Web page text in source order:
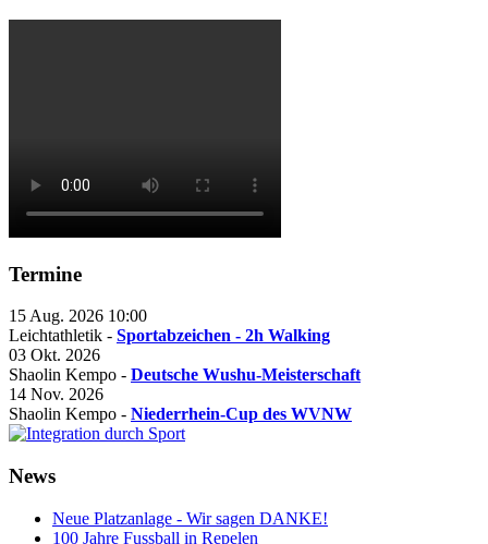
Termine
15 Aug. 2026 10:00
Leichtathletik - Sportabzeichen - 2h Walking
03 Okt. 2026
Shaolin Kempo - Deutsche Wushu-Meisterschaft
14 Nov. 2026
Shaolin Kempo - Niederrhein-Cup des WVNW
News
Neue Platzanlage - Wir sagen DANKE!
100 Jahre Fussball in Repelen